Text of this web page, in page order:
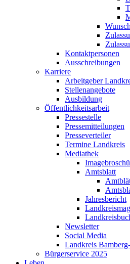
Kontaktpersonen
Ausschreibungen
Karriere
Arbeitgeber
Stellenangebote
Ausbildung
Öffentlichkeitsarbeit
Pressestelle
Pressemitteilungen
Presseverteiler
Termine Landkreis
Mediathek
Amtsblatt
Jahresbericht
Newsletter
Social Media
Landkreis
Bürgerservice 2025